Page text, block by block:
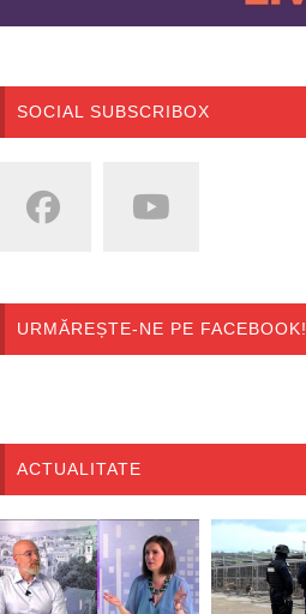
SOCIAL SUBSCRIBOX
URMĂREȘTE-NE PE FACEBOOK!
ACTUALITATE